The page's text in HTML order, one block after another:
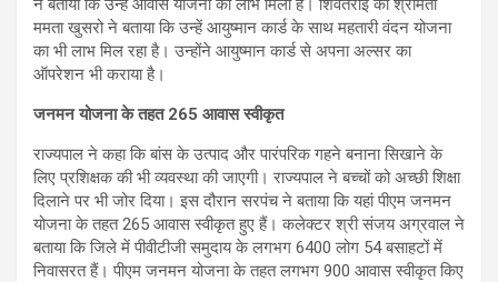
ने बताया कि उन्हें आवास योजना का लाभ मिला है। शिवतराई की श्रीमती
ममता खुसरो ने बताया कि उन्हें आयुष्मान कार्ड के साथ महतारी वंदन योजना
का भी लाभ मिल रहा है। उन्होंने आयुष्मान कार्ड से अपना अल्सर का
ऑपरेशन भी कराया है।
जनमन योजना के तहत 265 आवास स्वीकृत
राज्यपाल ने कहा कि बांस के उत्पाद और पारंपरिक गहने बनाना सिखाने के
लिए प्रशिक्षक की भी व्यवस्था की जाएगी। राज्यपाल ने बच्चों को अच्छी शिक्षा
दिलाने पर भी जोर दिया। इस दौरान सरपंच ने बताया कि यहां पीएम जनमन
योजना के तहत 265 आवास स्वीकृत हुए हैं। कलेक्टर श्री संजय अग्रवाल ने
बताया कि जिले में पीवीटीजी समुदाय के लगभग 6400 लोग 54 बसाहटों में
निवासरत हैं। पीएम जनमन योजना के तहत लगभग 900 आवास स्वीकृत किए